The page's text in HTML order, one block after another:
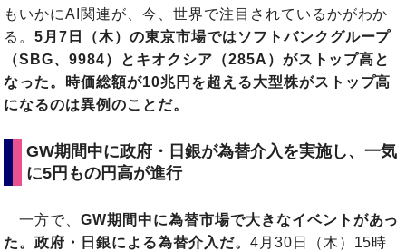
もいかにAI関連が、今、世界で注目されているかがわか
る。5月7日（木）の東京市場ではソフトバンクグループ
（SBG、9984）とキオクシア（285A）がストップ高と
なった。時価総額が10兆円を超える大型株がストップ高
になるのは異例のことだ。
GW期間中に政府・日銀が為替介入を実施し、一気
に5円もの円高が進行
一方で、GW期間中に為替市場で大きなイベントがあっ
た。政府・日銀による為替介入だ。 4月30日（木）15時